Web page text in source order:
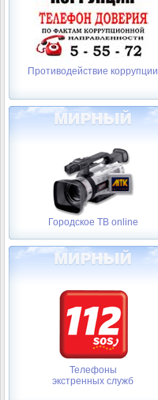
Противодействие коррупции
Городское ТВ online
Телефоны
экстренных служб